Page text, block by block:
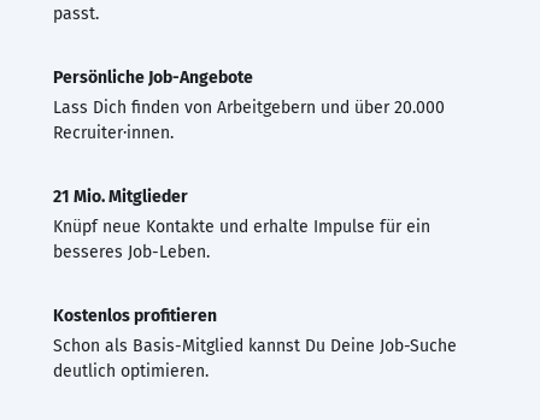
passt.
Persönliche Job-Angebote
Lass Dich finden von Arbeitgebern und über 20.000
Recruiter·innen.
21 Mio. Mitglieder
Knüpf neue Kontakte und erhalte Impulse für ein
besseres Job-Leben.
Kostenlos profitieren
Schon als Basis-Mitglied kannst Du Deine Job-Suche
deutlich optimieren.